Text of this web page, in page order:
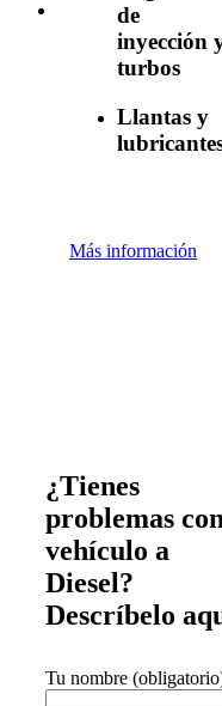
de
inyección
turbos
Llantas y
Más información
¿Tienes
problemas
vehículo a
Diesel?
Descríbelo
Tu nombre